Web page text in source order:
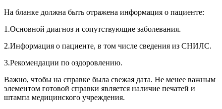
На бланке должна быть отражена информация о пациенте:
1.Основной диагноз и сопутствующие заболевания.
2.Информация о пациенте, в том числе сведения из СНИЛС.
3.Рекомендации по оздоровлению.
Важно, чтобы на справке была свежая дата. Не менее важным
элементом готовой справки является наличие печатей и
штампа медицинского учреждения.